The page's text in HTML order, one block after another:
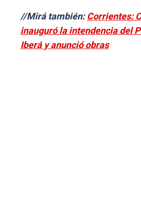
//Mirá también:Corrientes:
inauguró la intendencia del
Iberá y anunció obras